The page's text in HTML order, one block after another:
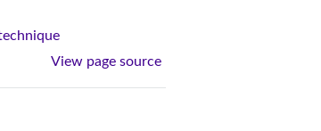
View page source